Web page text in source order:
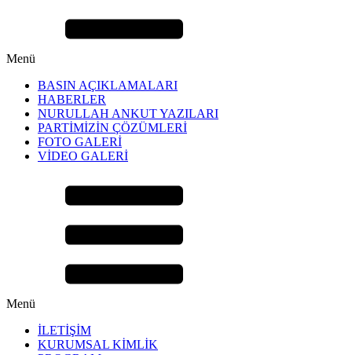
Menü
BASIN AÇIKLAMALARI
HABERLER
NURULLAH ANKUT YAZILARI
PARTİMİZİN ÇÖZÜMLERİ
FOTO GALERİ
VİDEO GALERİ
Menü
İLETİŞİM
KURUMSAL KİMLİK